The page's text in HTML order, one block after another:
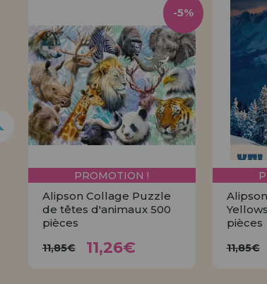
PROMOTION !
Alipson Collage Puzzle
de têtes d'animaux 500
pièces
11,85€ 11,26€
-5%
pièces
11,85€